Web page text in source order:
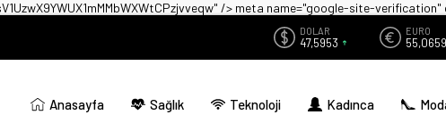
/> meta name="google-site-verification"
DOLAR
47,5953
EURO
55,0659
Anasayfa Sağlık Teknoloji Kadınca